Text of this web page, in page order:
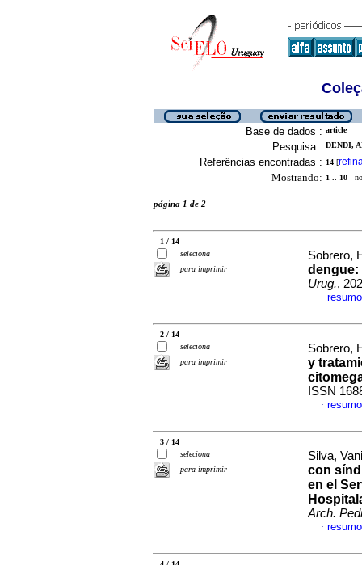
Base de dados : article
Pesquisa : DENDI,
Referências encontradas : 14 [
Mostrando: 1 .. 10
página 1 de 2
1 / 14
seleciona
para imprimir
Sobrero,
dengue:
Urug.,
·
2 / 14
seleciona
para imprimir
Sobrero,
y
ISSN
·
3 / 14
seleciona
para imprimir
Silva,
con
en el
Arch.
·